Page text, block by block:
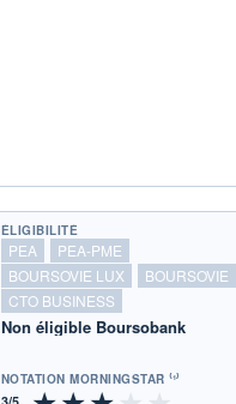
ÉLIGIBILITÉ
PEA
PEA-PME
BOURSOVIE LUX
BOURSOVIE
CTO BUSINESS
Non éligible Boursobank
NOTATION MORNINGSTAR ⁽¹⁾